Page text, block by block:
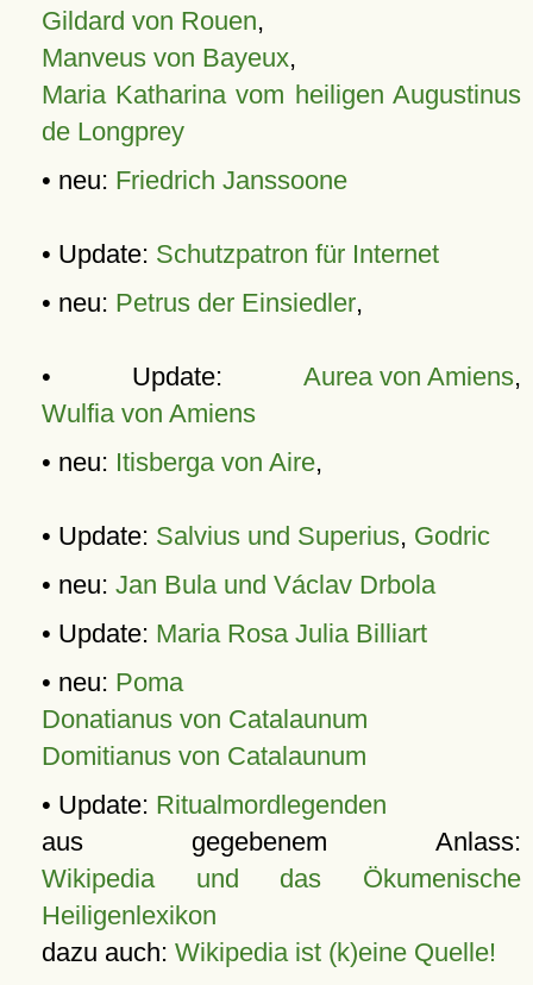
Gildard von Rouen,
Manveus von Bayeux,
Maria Katharina vom heiligen Augustinus
de Longprey
• neu: Friedrich Janssoone
• Update: Schutzpatron für Internet
• neu: Petrus der Einsiedler,
• Update: Aurea von Amiens,
Wulfia von Amiens
• neu: Itisberga von Aire,
• Update: Salvius und Superius, Godric
• neu: Jan Bula und Václav Drbola
• Update: Maria Rosa Julia Billiart
• neu: Poma
Donatianus von Catalaunum
Domitianus von Catalaunum
• Update: Ritualmordlegenden
aus gegebenem Anlass:
Wikipedia und das Ökumenische
Heiligenlexikon
dazu auch: Wikipedia ist (k)eine Quelle!